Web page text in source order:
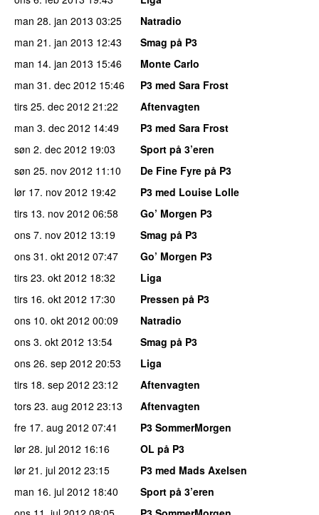
man 28. jan 2013 03:25
Natradio
man 21. jan 2013 12:43
Smag på P3
man 14. jan 2013 15:46
Monte Carlo
man 31. dec 2012 15:46
P3 med Sara Frost
tirs 25. dec 2012 21:22
Aftenvagten
man 3. dec 2012 14:49
P3 med Sara Frost
søn 2. dec 2012 19:03
Sport på 3’eren
søn 25. nov 2012 11:10
De Fine Fyre på P3
lør 17. nov 2012 19:42
P3 med Louise Lolle
tirs 13. nov 2012 06:58
Go’ Morgen P3
ons 7. nov 2012 13:19
Smag på P3
ons 31. okt 2012 07:47
Go’ Morgen P3
tirs 23. okt 2012 18:32
Liga
tirs 16. okt 2012 17:30
Pressen på P3
ons 10. okt 2012 00:09
Natradio
ons 3. okt 2012 13:54
Smag på P3
ons 26. sep 2012 20:53
Liga
tirs 18. sep 2012 23:12
Aftenvagten
tors 23. aug 2012 23:13
Aftenvagten
fre 17. aug 2012 07:41
P3 SommerMorgen
lør 28. jul 2012 16:16
OL på P3
lør 21. jul 2012 23:15
P3 med Mads Axelsen
man 16. jul 2012 18:40
Sport på 3’eren